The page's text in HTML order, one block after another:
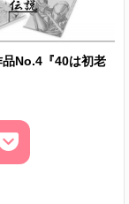
No.4『40は初老